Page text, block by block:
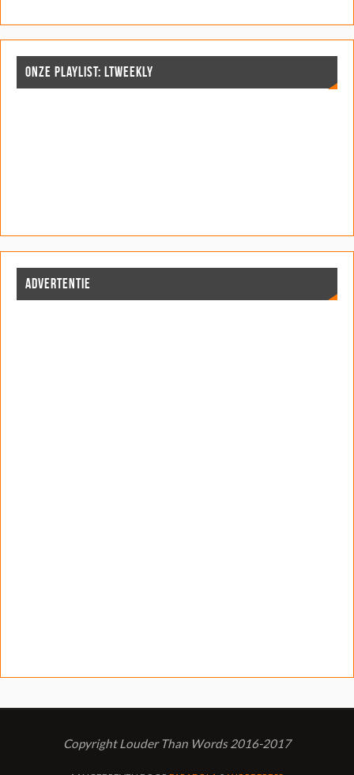
ONZE PLAYLIST: LTWEEKLY
ADVERTENTIE
Copyright Louder Than Words 2016-2017